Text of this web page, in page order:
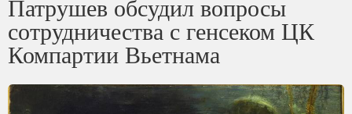
Патрушев обсудил вопросы
сотрудничества с генсеком ЦК
Компартии Вьетнама